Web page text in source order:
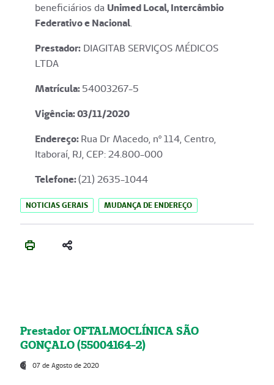
beneficiários da Unimed Local, Intercâmbio
Federativo e Nacional.
Prestador: DIAGITAB SERVIÇOS MÉDICOS
LTDA
Matrícula:54003267-5
Vigência: 03/11/2020
Endereço:Rua Dr Macedo, nº 114, Centro,
Itaboraí, RJ, CEP: 24.800-000
Telefone:(21) 2635-1044
NOTICIAS GERAIS MUDANÇA DE ENDEREÇO
Prestador OFTALMOCLÍNICA SÃO
GONÇALO (55004164-2)
07 de Agosto de 2020